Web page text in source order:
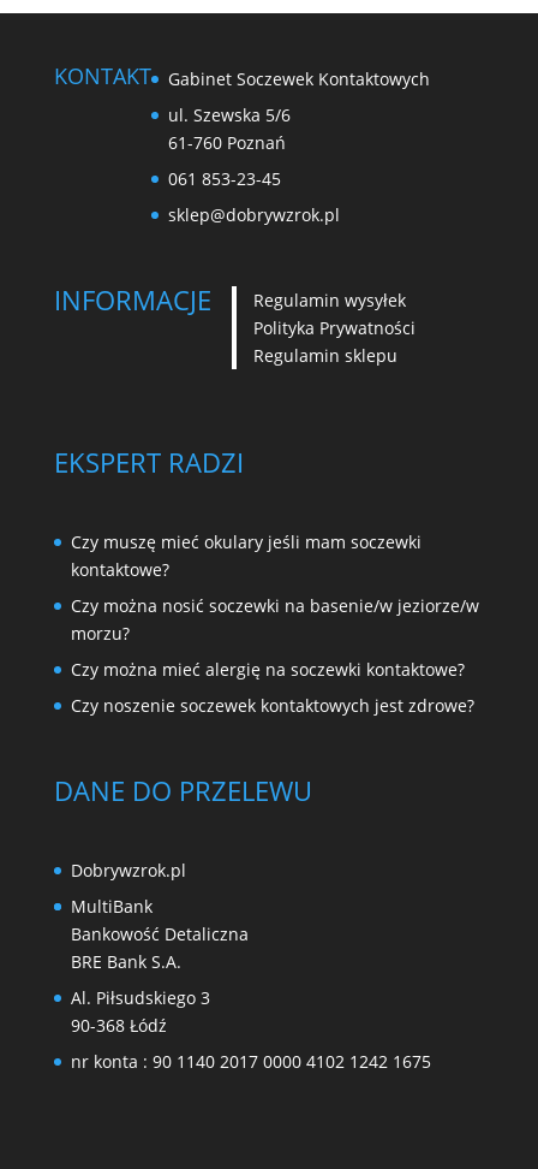
KONTAKT
Gabinet Soczewek Kontaktowych
ul. Szewska 5/6
61-760 Poznań
061 853-23-45
sklep@dobrywzrok.pl
INFORMACJE
Regulamin wysyłek
Polityka Prywatności
Regulamin sklepu
EKSPERT RADZI
Czy muszę mieć okulary jeśli mam soczewki
kontaktowe?
Czy można nosić soczewki na basenie/w jeziorze/w
morzu?
Czy można mieć alergię na soczewki kontaktowe?
Czy noszenie soczewek kontaktowych jest zdrowe?
DANE DO PRZELEWU
Dobrywzrok.pl
MultiBank
Bankowość Detaliczna
BRE Bank S.A.
Al. Piłsudskiego 3
90-368 Łódź
nr konta : 90 1140 2017 0000 4102 1242 1675